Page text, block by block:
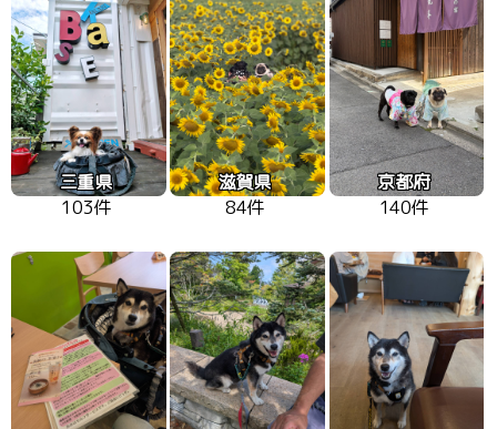
三重県
103件
滋賀県
84件
京都府
140件